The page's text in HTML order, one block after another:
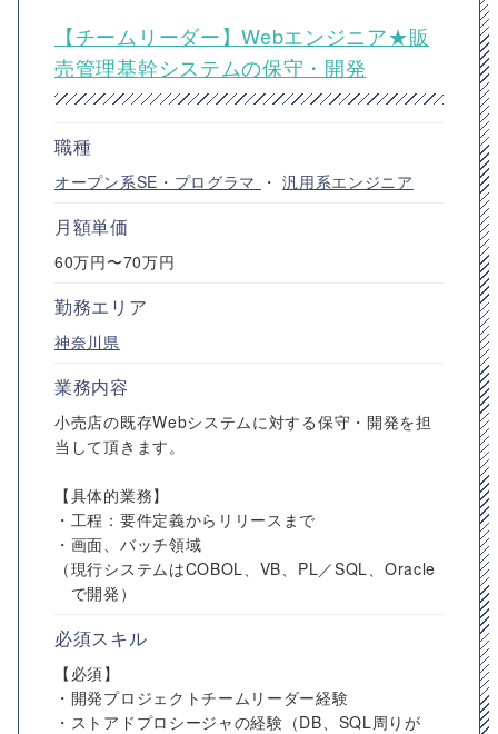
【チームリーダー】Webエンジニア★販
売管理基幹システムの保守・開発
職種
オープン系SE・プログラマ ・汎用系エンジニア
月額単価
60万円〜70万円
勤務エリア
神奈川県
業務内容
小売店の既存Webシステムに対する保守・開発を担
当して頂きます。
【具体的業務】
・工程：要件定義からリリースまで
・画面、バッチ領域
（現行システムはCOBOL、VB、PL／SQL、Oracle
で開発）
必須スキル
【必須】
・開発プロジェクトチームリーダー経験
・ストアドプロシージャの経験（DB、SQL周りが